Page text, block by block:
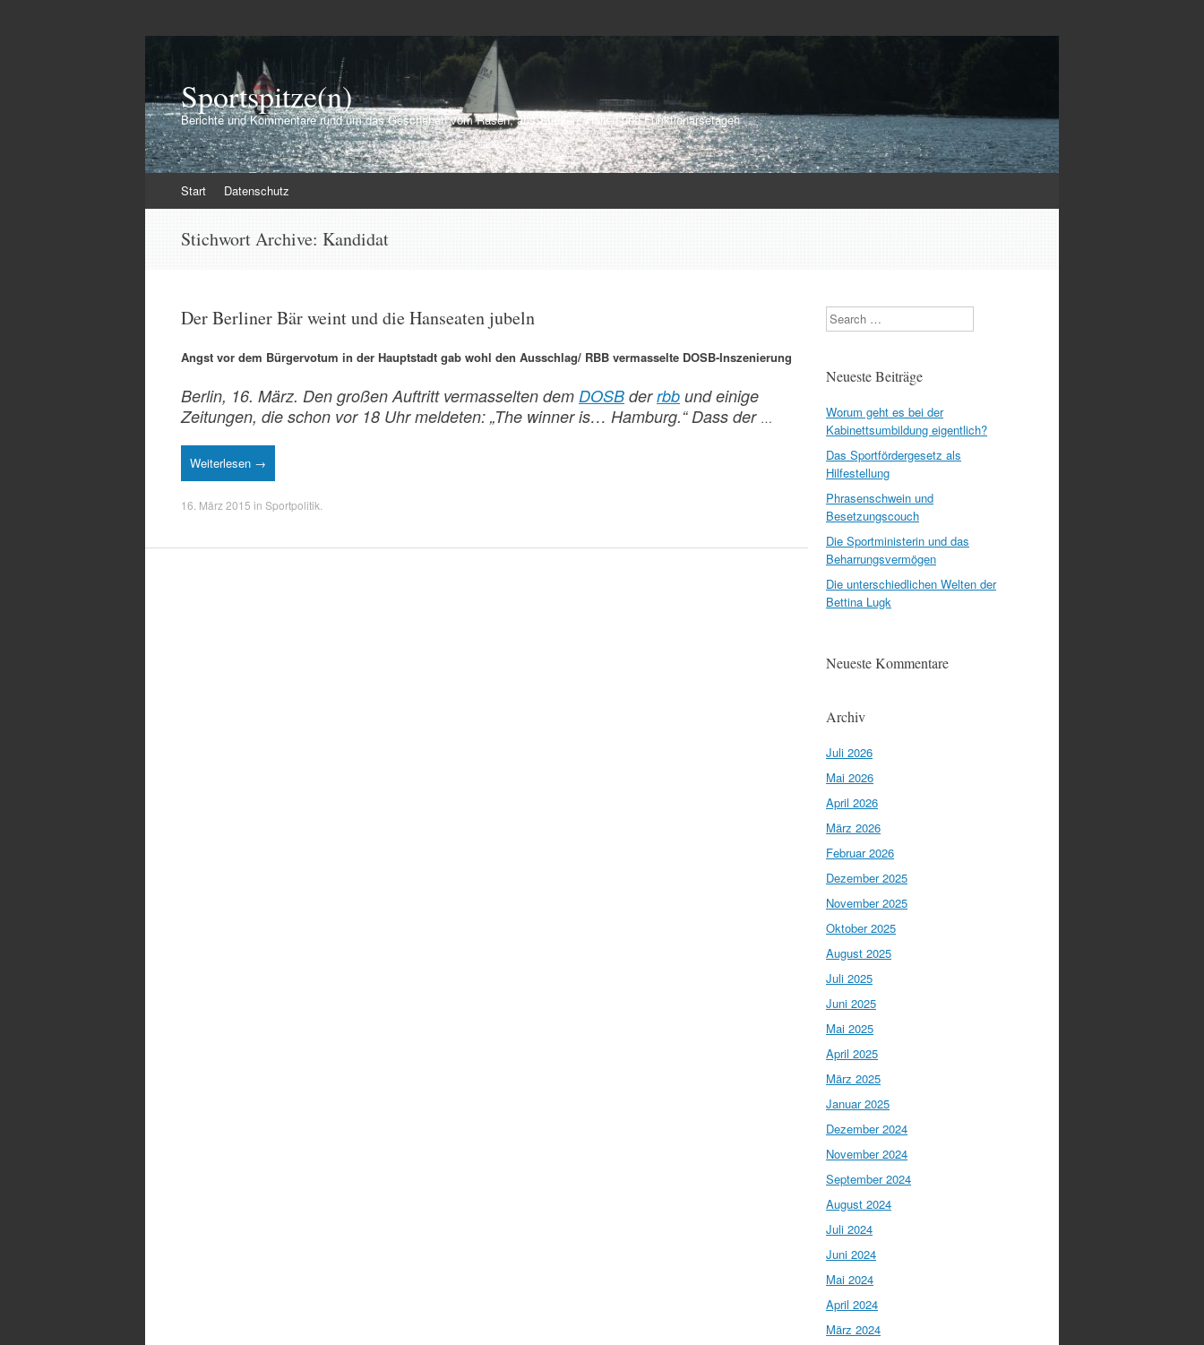
Sportspitze(n)
Berichte und Kommentare rund um das Geschehen vom Rasen, aus Stadien, Hallen und Funktionärsetagen
Inhalt
Start Datenschutz
Stichwort Archive: Kandidat
Der Berliner Bär weint und die Hanseaten jubeln
Angst vor dem Bürgervotum in der Hauptstadt gab wohl den Ausschlag/ RBB vermasselte DOSB-Inszenierung
Berlin, 16. März. Den großen Auftritt vermasselten dem DOSB derrbb und einige
Zeitungen, die schon vor 18 Uhr meldeten: „The winner is… Hamburg.“ Dass der …
Weiterlesen →
16. März 2015 in Sportpolitik
Search
Neueste Beiträge
Worum geht es bei der
Kabinettsumbildung eigentlich?
Das Sportfördergesetz als
Hilfestellung
Phrasenschwein und
Besetzungscouch
Die Sportministerin und das
Beharrungsvermögen
Die unterschiedlichen Welten der
Bettina Lugk
Neueste Kommentare
Archiv
Juli 2026
Mai 2026
April 2026
März 2026
Februar 2026
Dezember 2025
November 2025
Oktober 2025
August 2025
Juli 2025
Juni 2025
Mai 2025
April 2025
März 2025
Januar 2025
Dezember 2024
November 2024
September 2024
August 2024
Juli 2024
Juni 2024
Mai 2024
April 2024
März 2024